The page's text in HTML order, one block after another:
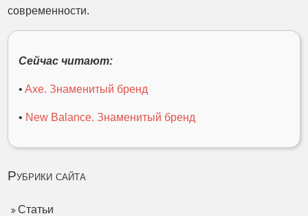
современности.
Сейчас читают:
•Axe. Знаменитый бренд
• New Balance. Знаменитый бренд
Рубрики сайта
Статьи